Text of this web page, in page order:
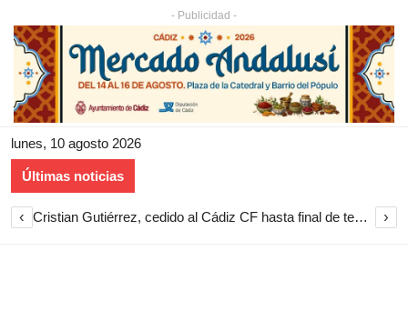
- Publicidad -
lunes, 10 agosto 2026
Últimas noticias
‹ Cristian Gutiérrez, cedido al Cádiz CF hasta final de temporada ›